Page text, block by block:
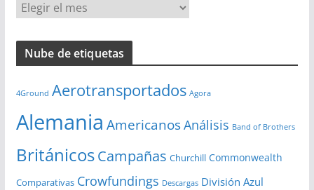
r
c
v
s
Nube de etiquetas
4Ground Aerotransportados Agora
Alemania AmericanosAnálisis Band of Brothers
BritánicosCampañas Churchill Commonwealth
Comparativas Crowfundings Descargas División Azul